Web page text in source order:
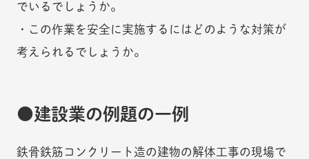
でいるでしょうか。
・この作業を安全に実施するにはどのような対策が
考えられるでしょうか。
建設業の例題の一例
鉄骨鉄筋コンクリート造の建物の解体工事の現場で